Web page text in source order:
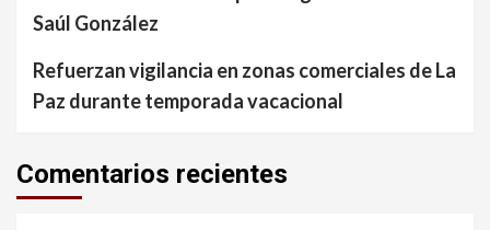
Saúl González
Refuerzan vigilancia en zonas comerciales de La
Paz durante temporada vacacional
Comentarios recientes